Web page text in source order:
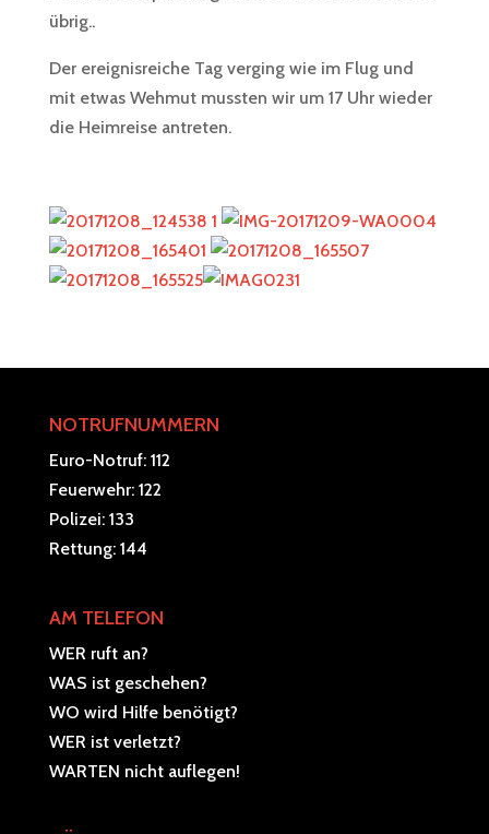
übrig..
Der ereignisreiche Tag verging wie im Flug und
mit etwas Wehmut mussten wir um 17 Uhr wieder
die Heimreise antreten.
NOTRUFNUMMERN
Euro-Notruf: 112
Feuerwehr: 122
Polizei: 133
Rettung: 144
AM TELEFON
WER ruft an?
WAS ist geschehen?
WO wird Hilfe benötigt?
WER ist verletzt?
WARTEN nicht auflegen!